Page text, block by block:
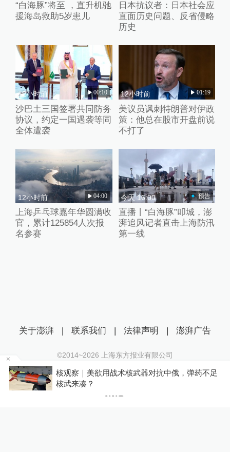
“白海豚”将至 ，直升机驰
援海岛救助5岁患儿
日本抗议者：日本社会应
直面历史问题、反省侵略
历史
12小时前 00:10
沙巴土三国签署共同防务
协议，约定一国遇袭等同
全体遭袭
12小时前 01:19
美议员讽刺特朗普对伊政
策：他总在股市开盘前说
不打了
12小时前 04:00
上海乒乓球嘉年华圆满收
官，累计125854人次报
名参赛
今天 16:00 预告
直播丨“白海豚”叩城，澎
湃追风记者直击上海防汛
第一线
核观察｜美欲用战术核武器对抗中俄，弹药不足
核武来凑？
关于澎湃 | 联系我们 | 法律声明 | 澎湃广告
©2014~2026 上海东方报业有限公司
沪ICP证：沪B2-20170116 | 沪ICP备14003370号
互联网新闻信息服务许可证：31120170006
沪公网安备 31010602000299号